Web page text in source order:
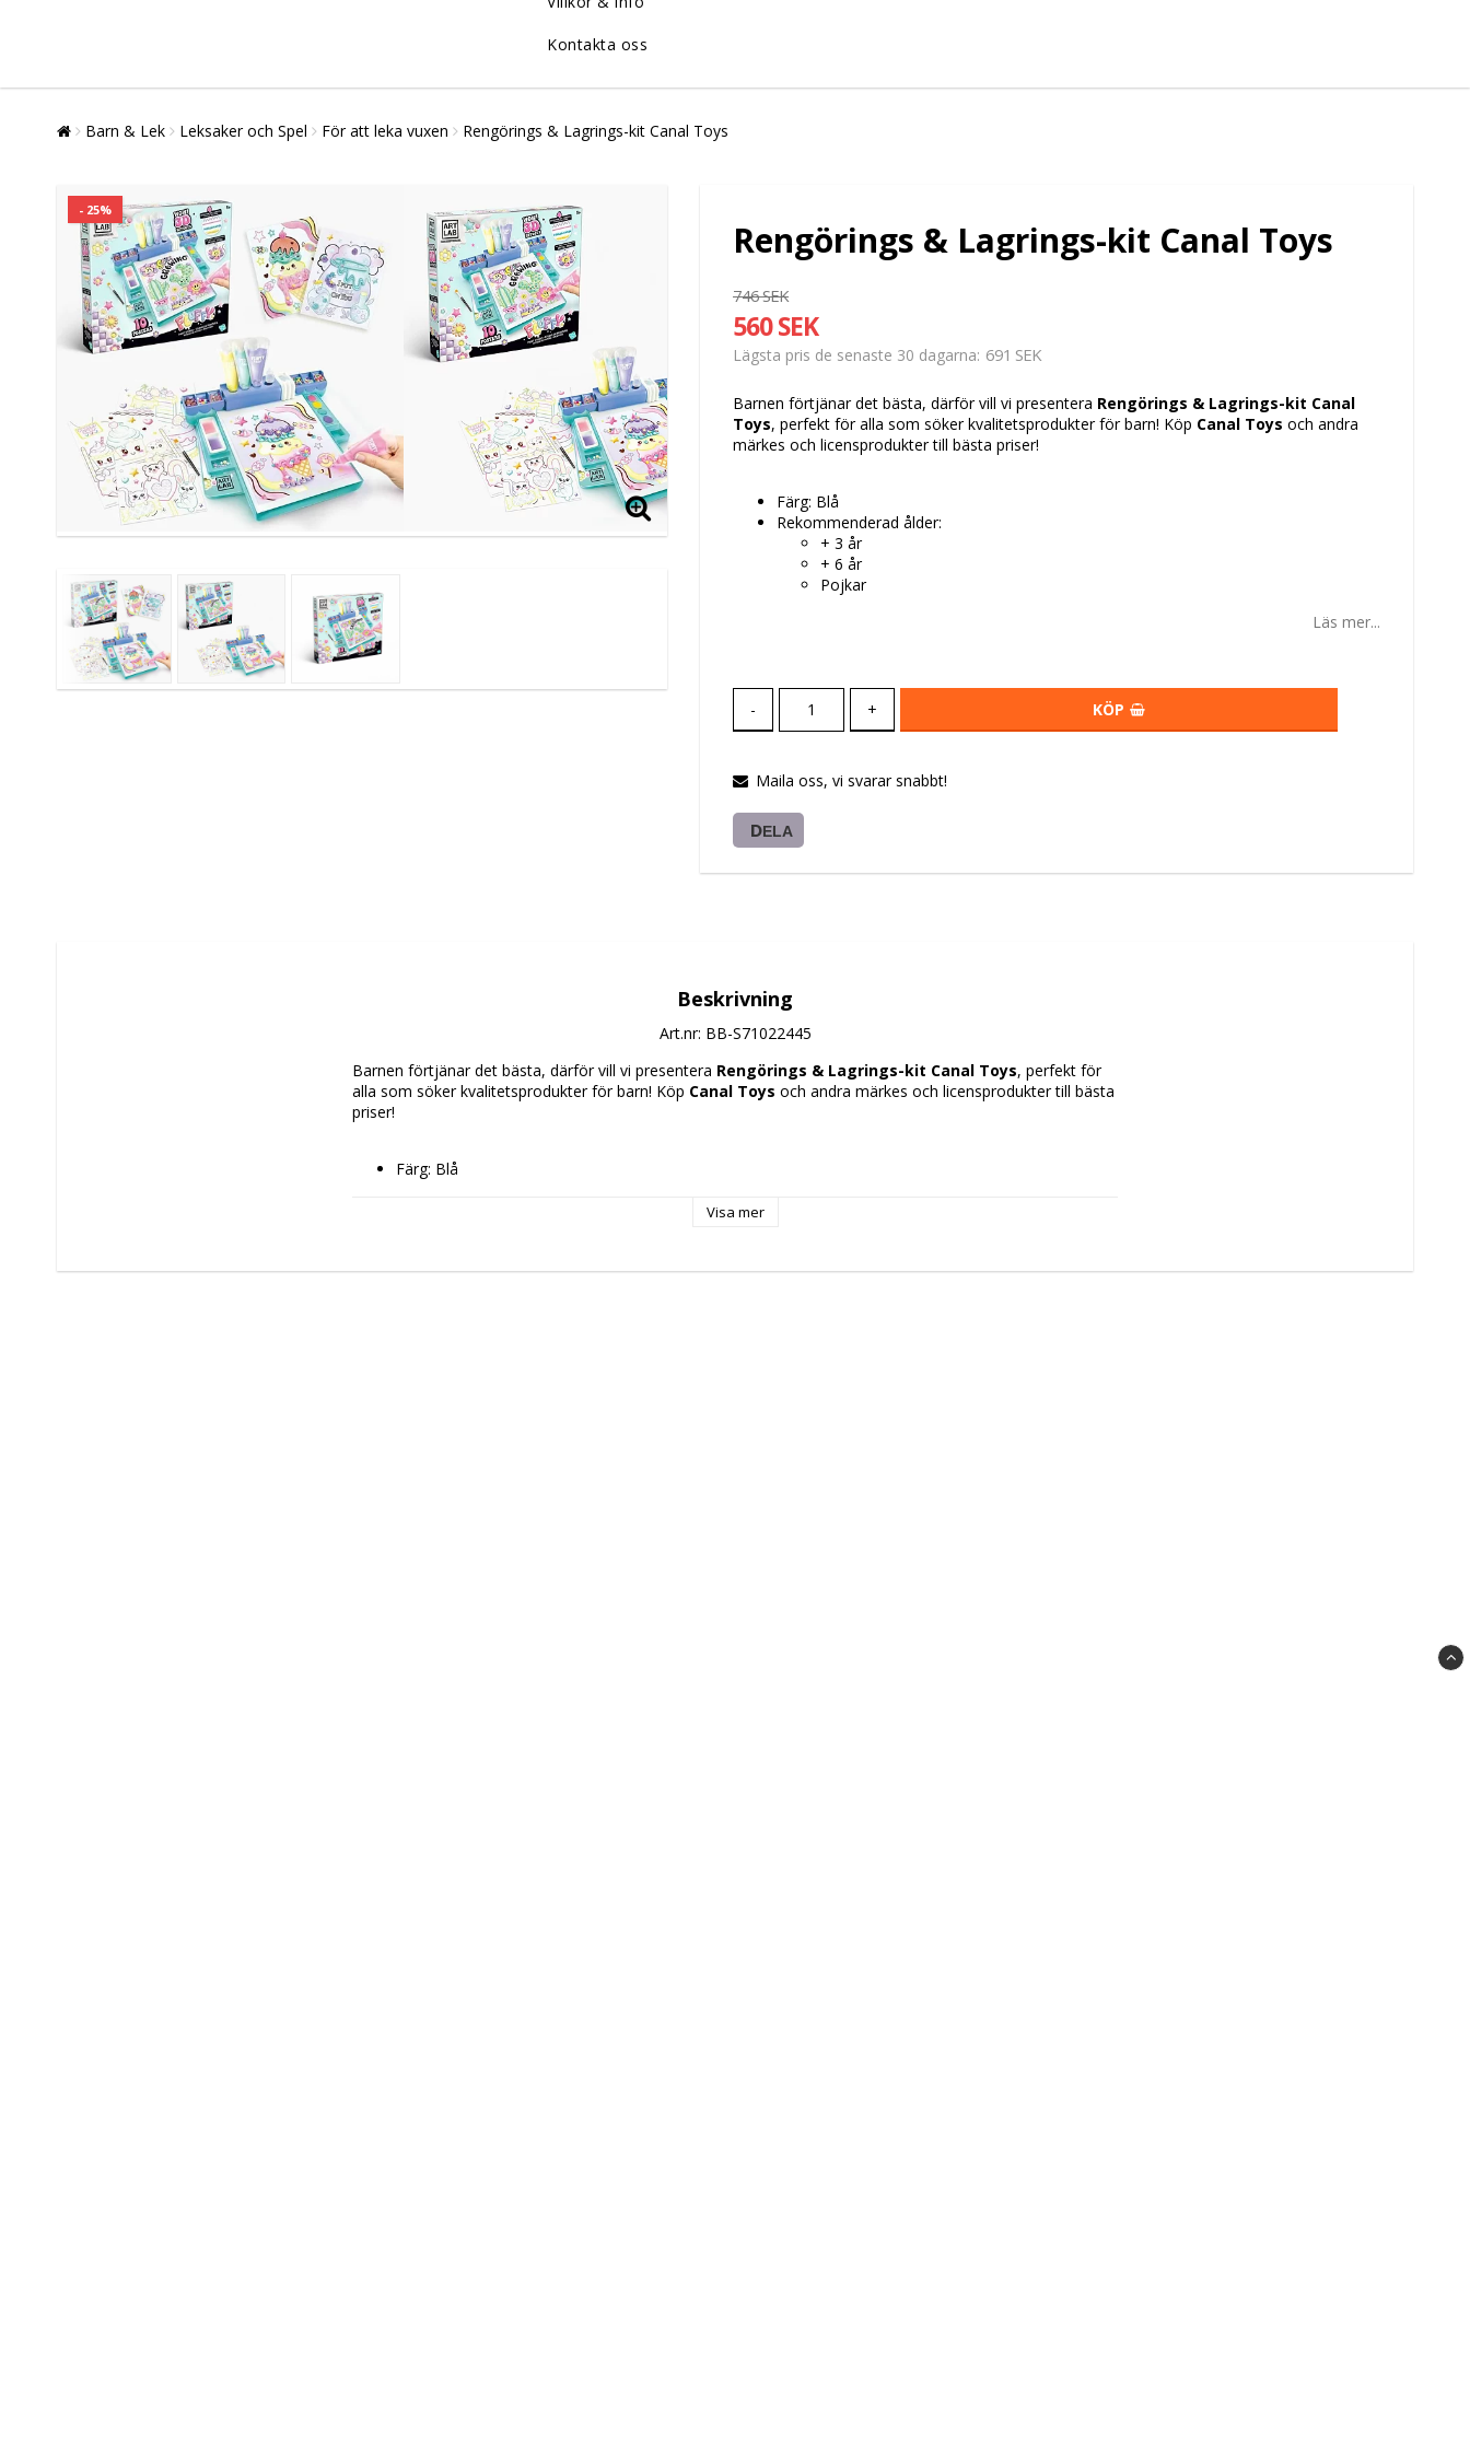
Kontakta oss
Barn & Lek Leksaker och Spel För att leka vuxen Rengörings & Lagrings-kit Canal Toys
- 25%
Rengörings & Lagrings-kit Canal Toys
746 SEK
560 SEK
Lägsta pris de senaste 30 dagarna 691 SEK
Barnen förtjänar det bästa, därför vill vi presentera Rengörings & Lagrings-kit Canal
Toys, perfekt för alla som söker kvalitetsprodukter för barn! Köp Canal Toys och andra
märkes och licensprodukter till bästa priser!
Färg: Blå
Rekommenderad ålder:
+ 3 år
+ 6 år
Pojkar
Läs mer...
- + KÖP
Maila oss, vi svarar snabbt!
DELA
Beskrivning
Art.nr: BB-S71022445
Barnen förtjänar det bästa, därför vill vi presentera Rengörings & Lagrings-kit Canal Toys, perfekt för
alla som söker kvalitetsprodukter för barn! Köp Canal Toys och andra märkes och licensprodukter till bästa
priser!
Färg: Blå
Visa mer